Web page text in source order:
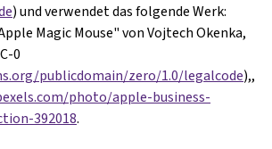
) und verwendet das folgende Werk:
Magic Mouse" von Vojtech Okenka,
0
publicdomain/zero/1.0/legalcode),,
photo/apple-business-
392018.